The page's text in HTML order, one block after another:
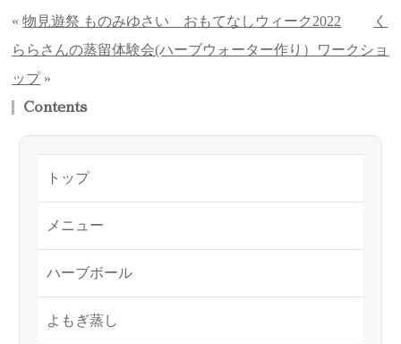
«物見遊祭 ものみゆさい おもてなしウィーク2022
く
ららさんの蒸留体験会(ハーブウォーター作り）ワークショ
ップ»
Contents
トップ
メニュー
ハーブボール
よもぎ蒸し